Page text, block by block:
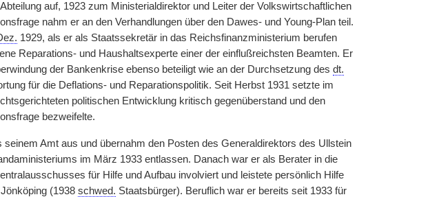
auf, 1923 zum Ministerialdirektor und Leiter der Volkswirtschaftlichen
nahm er an den Verhandlungen über den Dawes- und Young-Plan teil.
1929, als er als Staatssekretär in das Reichsfinanzministerium berufen
Reparations- und Haushaltsexperte einer der einflußreichsten Beamten. Er
der Bankenkrise ebenso beteiligt wie an der Durchsetzung des dt.
für die Deflations- und Reparationspolitik. Seit Herbst 1931 setzte im
politischen Entwicklung kritisch gegenüberstand und den
bezweifelte.
seinem Amt aus und übernahm den Posten des Generaldirektors des Ullstein
im März 1933 entlassen. Danach war er als Berater in| die
für Hilfe und Aufbau involviert und leistete persönlich Hilfe
(1938 schwed. Staatsbürger). Beruflich war er bereits seit 1933 für